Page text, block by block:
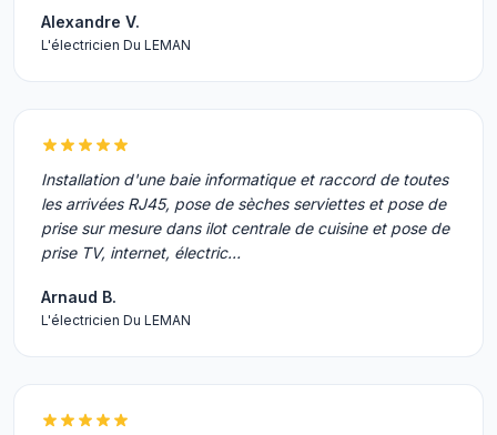
Alexandre V.
L'électricien Du LEMAN
Installation d'une baie informatique et raccord de toutes
les arrivées RJ45, pose de sèches serviettes et pose de
prise sur mesure dans ilot centrale de cuisine et pose de
prise TV, internet, électric…
Arnaud B.
L'électricien Du LEMAN